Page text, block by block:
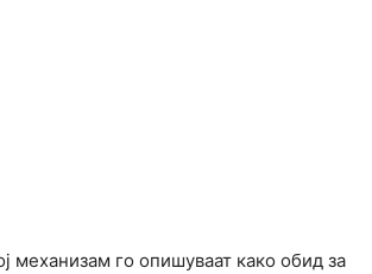
механизам го опишуваат како обид за